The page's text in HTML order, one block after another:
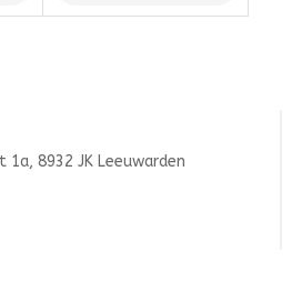
Winkelwagen
1a, 8932 JK Leeuwarden